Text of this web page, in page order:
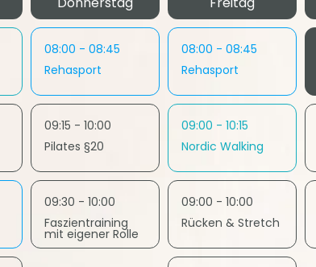
08:00 - 08:45
Rehasport
09:15 - 10:00
Pilates §20
09:30 - 10:00
Faszientraining
mit eigener Rolle
08:00 - 08:45
Rehasport
09:00 - 10:15
Nordic Walking
09:00 - 10:00
Rücken & Stretch